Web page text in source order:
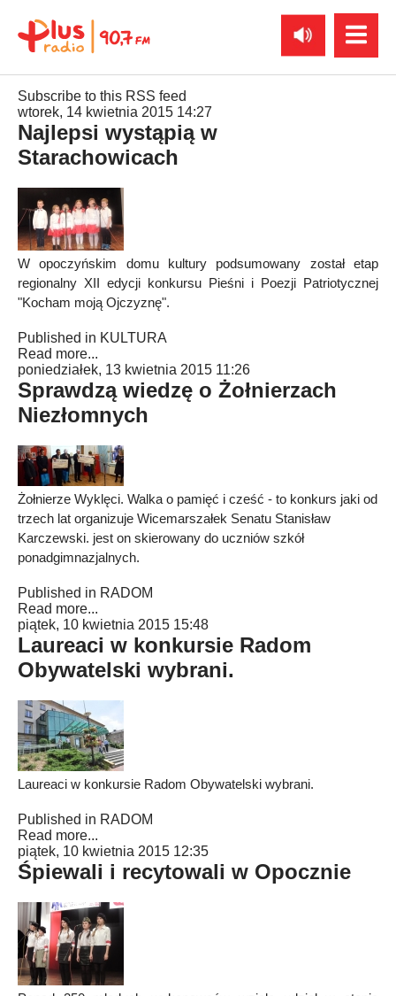
Subscribe to this RSS feed
wtorek, 14 kwietnia 2015 14:27
Najlepsi wystąpią w
Starachowicach
W opoczyńskim domu kultury podsumowany został etap
regionalny XII edycji konkursu Pieśni i Poezji Patriotycznej
"Kocham moją Ojczyznę".
Published in KULTURA
Read more...
poniedziałek, 13 kwietnia 2015 11:26
Sprawdzą wiedzę o Żołnierzach
Niezłomnych
Żołnierze Wyklęci. Walka o pamięć i cześć - to konkurs jaki od
trzech lat organizuje Wicemarszałek Senatu Stanisław
Karczewski. jest on skierowany do uczniów szkół
ponadgimnazjalnych.
Published in RADOM
Read more...
piątek, 10 kwietnia 2015 15:48
Laureaci w konkursie Radom
Obywatelski wybrani.
Laureaci w konkursie Radom Obywatelski wybrani.
Published in RADOM
Read more...
piątek, 10 kwietnia 2015 12:35
Śpiewali i recytowali w Opocznie